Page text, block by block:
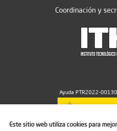
Coordinación y
Ayuda PTR2022-
MICIU/AEI/
Este sitio web utiliza cookies para